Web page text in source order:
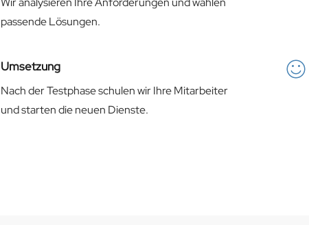
passende Lösungen.
Umsetzung
Nach der Testphase schulen wir Ihre Mitarbeiter
und starten die neuen Dienste.